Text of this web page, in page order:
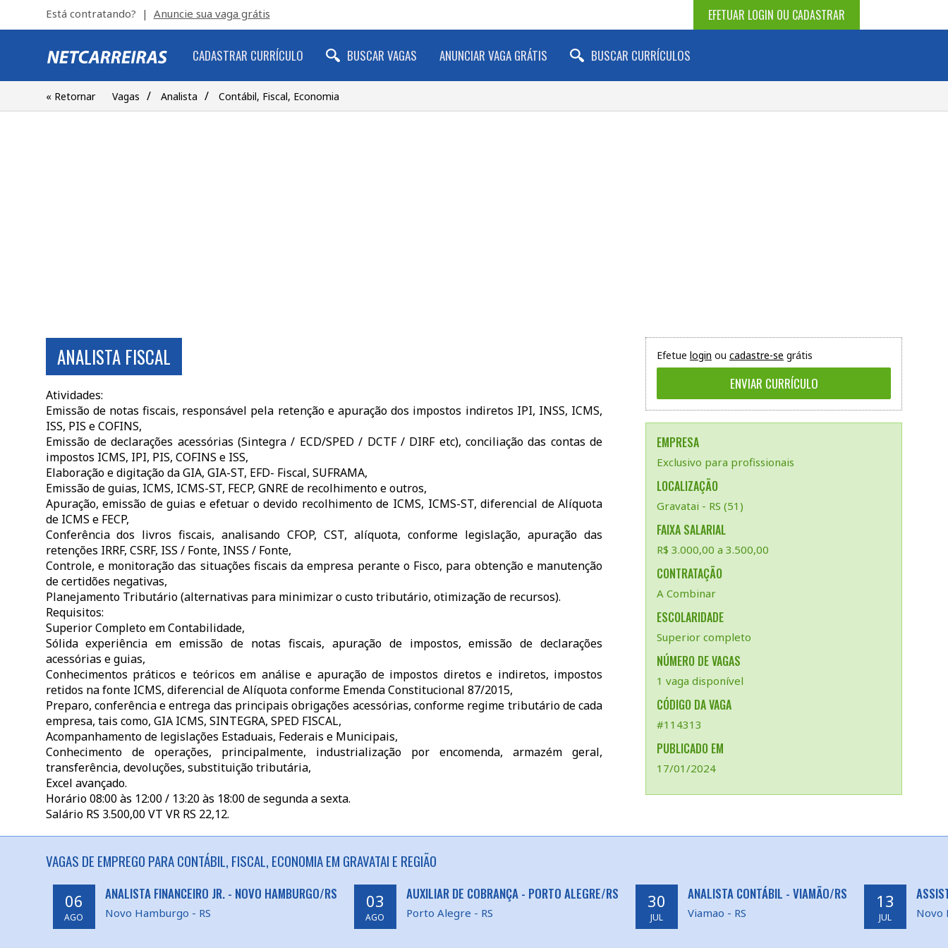
EFETUAR LOGIN OU CADASTRAR
Está contratando? | Anuncie sua vaga grátis
CADASTRAR CURRÍCULO BUSCAR VAGAS ANUNCIAR VAGA GRÁTIS BUSCAR CURRÍCULOS
« Retornar Vagas / Analista / Contábil, Fiscal, Economia
Efetue login ou cadastre-se grátis
EMPRESA
Exclusivo para profissionais
LOCALIZAÇÃO
Gravatai - RS (51)
FAIXA SALARIAL
R$ 3.000,00 a 3.500,00
CONTRATAÇÃO
A Combinar
ESCOLARIDADE
Superior completo
NÚMERO DE VAGAS
1 vaga disponível
CÓDIGO DA VAGA
#114313
PUBLICADO EM
17/01/2024
ANALISTA FISCAL
Atividades:
Emissão de notas fiscais, responsável pela retenção e apuração dos impostos indiretos IPI, INSS, ICMS,
ISS, PIS e COFINS,
Emissão de declarações acessórias (Sintegra / ECD/SPED / DCTF / DIRF etc), conciliação das contas de
impostos ICMS, IPI, PIS, COFINS e ISS,
Elaboração e digitação da GIA, GIA-ST, EFD- Fiscal, SUFRAMA,
Emissão de guias, ICMS, ICMS-ST, FECP, GNRE de recolhimento e outros,
Apuração, emissão de guias e efetuar o devido recolhimento de ICMS, ICMS-ST, diferencial de Alíquota
de ICMS e FECP,
Conferência dos livros fiscais, analisando CFOP, CST, alíquota, conforme legislação, apuração das
retenções IRRF, CSRF, ISS / Fonte, INSS / Fonte,
Controle, e monitoração das situações fiscais da empresa perante o Fisco, para obtenção e manutenção
de certidões negativas,
Planejamento Tributário (alternativas para minimizar o custo tributário, otimização de recursos).
Requisitos:
Superior Completo em Contabilidade,
Sólida experiência em emissão de notas fiscais, apuração de impostos, emissão de declarações
acessórias e guias,
Conhecimentos práticos e teóricos em análise e apuração de impostos diretos e indiretos, impostos
retidos na fonte ICMS, diferencial de Alíquota conforme Emenda Constitucional 87/2015,
Preparo, conferência e entrega das principais obrigações acessórias, conforme regime tributário de cada
empresa, tais como, GIA ICMS, SINTEGRA, SPED FISCAL,
Acompanhamento de legislações Estaduais, Federais e Municipais,
Conhecimento de operações, principalmente, industrialização por encomenda, armazém geral,
transferência, devoluções, substituição tributária,
Excel avançado.
Horário 08:00 às 12:00 / 13:20 às 18:00 de segunda a sexta.
Salário RS 3.500,00 VT VR RS 22,12.
VAGAS DE EMPREGO PARA CONTÁBIL, FISCAL, ECONOMIA EM GRAVATAI E REGIÃO
06
AGO
ANALISTA FINANCEIRO JR. - NOVO HAMBURGO/RS
Novo Hamburgo - RS
03
AGO
AUXILIAR DE COBRANÇA - PORTO ALEGRE/RS
Porto Alegre - RS
30
JUL
ANALISTA CONTÁBIL - VIAMÃO/RS
Viamao - RS
13
JUL Novo